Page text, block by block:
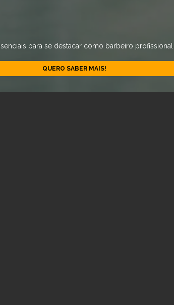
para se destacar como barbeiro profissional
QUERO SABER MAIS!